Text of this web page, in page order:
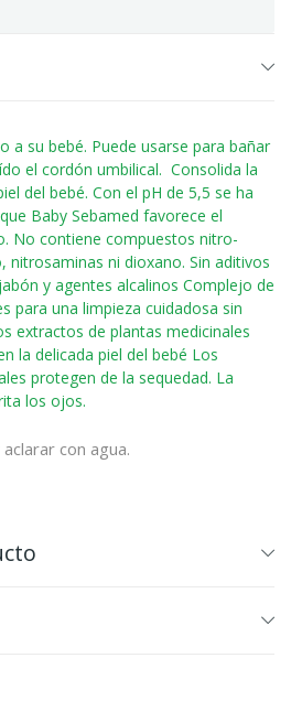
a su bebé. Puede usarse para bañar
el cordón umbilical. Consolida la
del bebé. Con el pH de 5,5 se ha
Baby Sebamed favorece el
No contiene compuestos nitro-
nitrosaminas ni dioxano. Sin aditivos
y agentes alcalinos Complejo de
para una limpieza cuidadosa sin
extractos de plantas medicinales
la delicada piel del bebé Los
protegen de la sequedad. La
los ojos.
con agua.